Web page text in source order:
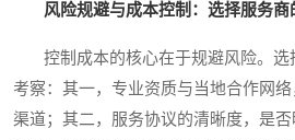
风险规避与成本控制：选择服务商
控制成本的核心在于规避风险。选
考察：其一，专业资质与当地合作网
渠道；其二，服务协议的清晰度，是